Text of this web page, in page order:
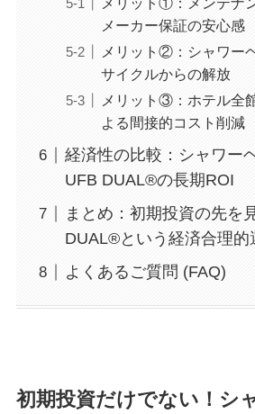
メーカー保証の安心感
メリット②：シャワー
サイクルからの解放
メリット③：ホテル全
よる間接的コスト削減
経済性の比較：シャワー
UFB DUAL®の長期ROI
まとめ：初期投資の先を
DUAL®という経済合理的
よくあるご質問 (FAQ)
初期投資だけでない！シ